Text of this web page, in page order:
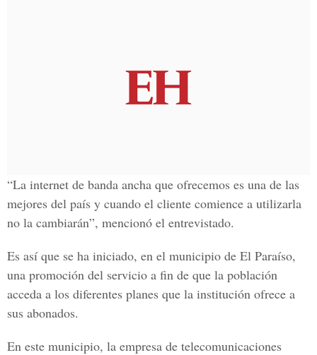
“La internet de banda ancha que ofrecemos es una de las
mejores del país y cuando el cliente comience a utilizarla
no la cambiarán”, mencionó el entrevistado.
Es así que se ha iniciado, en el municipio de El Paraíso,
una promoción del servicio a fin de que la población
acceda a los diferentes planes que la institución ofrece a
sus abonados.
En este municipio, la empresa de telecomunicaciones